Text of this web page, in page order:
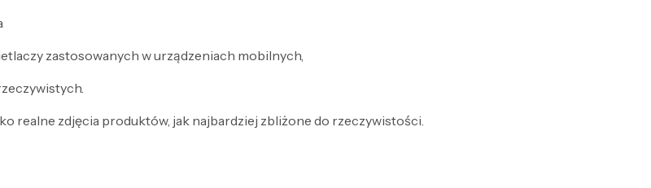
zastosowanych w urządzeniach mobilnych,
realne zdjęcia produktów, jak najbardziej zbliżone do rzeczywistości.